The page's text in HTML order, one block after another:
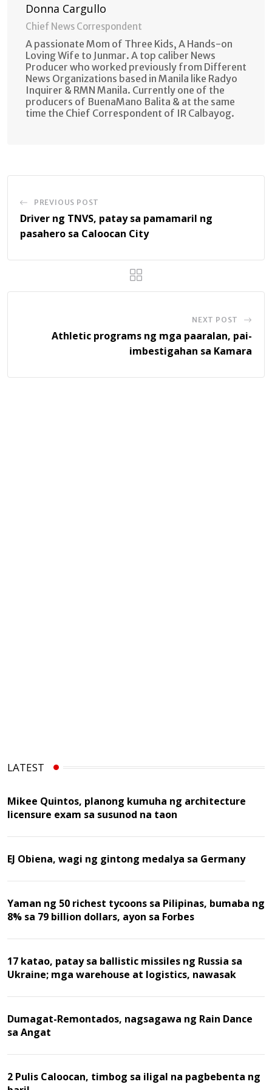
Donna Cargullo
Chief News Correspondent
A passionate Mom of Three Kids, A Hands-on
Loving Wife to Junmar. A top caliber News
Producer who worked previously from Different
News Organizations based in Manila like Radyo
Inquirer & RMN Manila. Currently one of the
producers of BuenaMano Balita & at the same
time the Chief Correspondent of IR Calbayog.
PREVIOUS POST
Driver ng TNVS, patay sa pamamaril ng
pasahero sa Caloocan City
NEXT POST
Athletic programs ng mga paaralan, pai-
imbestigahan sa Kamara
LATEST
Mikee Quintos, planong kumuha ng architecture
licensure exam sa susunod na taon
EJ Obiena, wagi ng gintong medalya sa Germany
Yaman ng 50 richest tycoons sa Pilipinas, bumaba ng
8% sa 79 billion dollars, ayon sa Forbes
17 katao, patay sa ballistic missiles ng Russia sa
Ukraine; mga warehouse at logistics, nawasak
Dumagat-Remontados, nagsagawa ng Rain Dance
sa Angat
2 Pulis Caloocan, timbog sa iligal na pagbebenta ng